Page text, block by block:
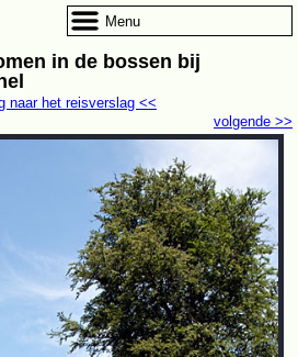
in de bossen bij
volgende >>
naar het reisverslag <<
Menu